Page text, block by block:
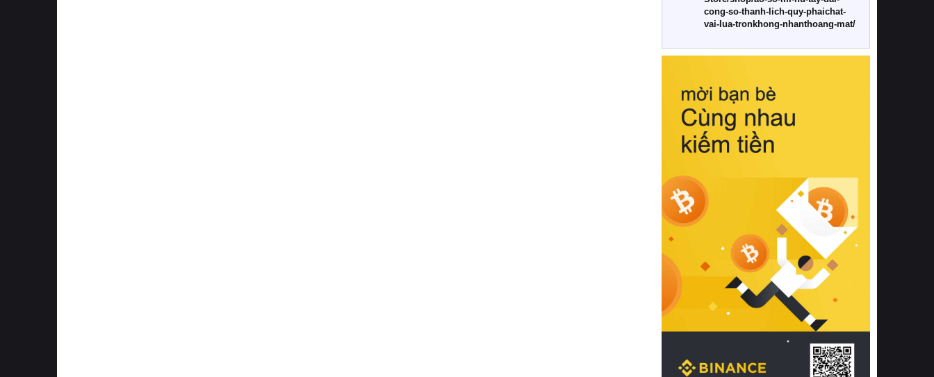
nghiêm ngặt từ khâu chọn lọc nguyên
liệu tự nhiên đến công nghệ dệt
nhuộm hiện đại không chứa hóa chất
này, bạn sẽ cảm nhận rõ rệt sự khác
hồi chuẩn xác của phần đệm nâng đỡ
cột sống.
Bên cạnh đó, việc lựa chọn các dòng
sản phẩm đạt chuẩn chất lượng quốc
tế còn giúp ngăn ngừa tình trạng kích
khuẩn và nấm mốc trong điều kiện
thời tiết nóng ẩm. Bạn có thể tìm hiểu
thêm các nghiên cứu khoa học về tác
động của giấc ngủ và môi trường
phòng ngủ đối với sức khỏe con
người tại Sleep Foundation (External
Link) để có cái nhìn toàn diện hơn.
2. Các tiêu chí vàng khi lựa chọn
chăn ga gối đệm cao cấp cho phòng
ngủ
Để sở hữu một bộ chăn ga gối đệm
cao cấp hoàn hảo cả về thẩm mỹ lẫn
công năng, người tiêu dùng cần cân
nhắc kỹ lưỡng các tiêu chí quan trọng
cong-so-thanh-lich-quy-phaichat-
vai-lua-tronkhong-nhanthoang-mat/